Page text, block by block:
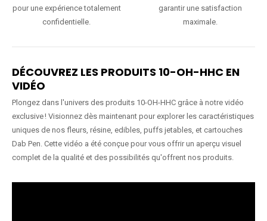
pour une expérience totalement
confidentielle.
garantir une satisfaction
maximale.
DÉCOUVREZ LES PRODUITS 10-OH-HHC EN
VIDÉO
Plongez dans l'univers des produits 10-OH-HHC grâce à notre vidéo
exclusive ! Visionnez dès maintenant pour explorer les caractéristiques
uniques de nos fleurs, résine, edibles, puffs jetables, et cartouches
Dab Pen. Cette vidéo a été conçue pour vous offrir un aperçu visuel
complet de la qualité et des possibilités qu'offrent nos produits.